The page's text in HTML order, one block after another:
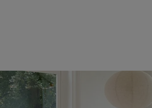
LIT MONTESSORI AU SOL
CM | NOYER